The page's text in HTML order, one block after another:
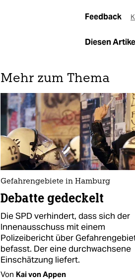
Feedback
Diesen
Mehr zum Thema
Gefahrengebiete in Hamburg
Debatte gedeckelt
Die SPD verhindert, dass sich der
Innenausschuss mit einem
Polizeibericht über
befasst. Der eine durchwachsene
Einschätzung liefert.
Von Kai von Appen